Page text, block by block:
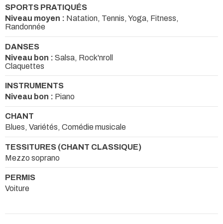
SPORTS PRATIQUÉS
Niveau moyen : Natation, Tennis, Yoga, Fitness,
Randonnée
DANSES
Niveau bon : Salsa, Rock'nroll
Claquettes
INSTRUMENTS
Niveau bon : Piano
CHANT
Blues, Variétés, Comédie musicale
TESSITURES (CHANT CLASSIQUE)
Mezzo soprano
PERMIS
Voiture